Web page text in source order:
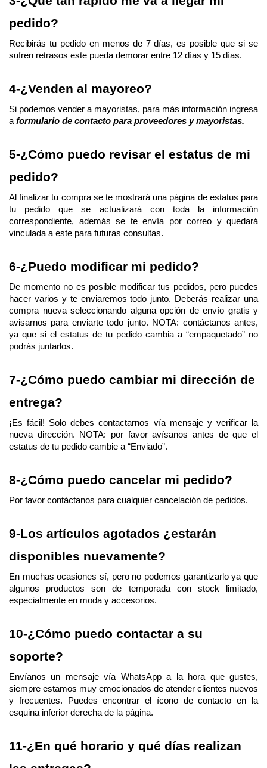
pedido?
Recibirás tu pedido en menos de 7 días, es posible que si se
sufren retrasos este pueda demorar entre 12 días y 15 días.
4-¿Venden al mayoreo?
Si podemos vender a mayoristas, para más información ingresa
a formulario de contacto para proveedores y mayoristas.
5-¿Cómo puedo revisar el estatus de mi
pedido?
Al finalizar tu compra se te mostrará una página de estatus para
tu pedido que se actualizará con toda la información
correspondiente, además se te envía por correo y quedará
vinculada a este para futuras consultas.
6-¿Puedo modificar mi pedido?
De momento no es posible modificar tus pedidos, pero puedes
hacer varios y te enviaremos todo junto. Deberás realizar una
compra nueva seleccionando alguna opción de envío gratis y
avisarnos para enviarte todo junto. NOTA: contáctanos antes,
ya que si el estatus de tu pedido cambia a “empaquetado” no
podrás juntarlos.
7-¿Cómo puedo cambiar mi dirección de
entrega?
¡Es fácil! Solo debes contactarnos vía mensaje y verificar la
nueva dirección. NOTA: por favor avísanos antes de que el
estatus de tu pedido cambie a “Enviado”.
8-¿Cómo puedo cancelar mi pedido?
Por favor contáctanos para cualquier cancelación de pedidos.
9-Los artículos agotados ¿estarán
disponibles nuevamente?
En muchas ocasiones sí, pero no podemos garantizarlo ya que
algunos productos son de temporada con stock limitado,
especialmente en moda y accesorios.
10-¿Cómo puedo contactar a su
soporte?
Envíanos un mensaje vía WhatsApp a la hora que gustes,
siempre estamos muy emocionados de atender clientes nuevos
y frecuentes. Puedes encontrar el ícono de contacto en la
esquina inferior derecha de la página.
11-¿En qué horario y qué días realizan